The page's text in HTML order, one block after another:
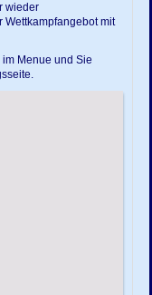
wieder
Wettkampfangebot mit
Menue und Sie